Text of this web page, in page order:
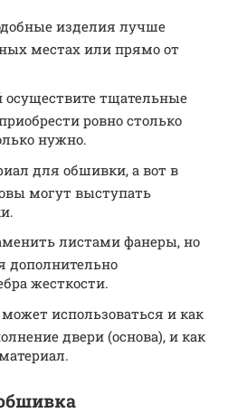
изделия лучше
местах или прямо от
осуществите тщательные
ровно столько
нужно.
для обшивки, а вот в
могут выступать
листами фанеры, но
дополнительно
жесткости.
использоваться и как
двери (основа), и как